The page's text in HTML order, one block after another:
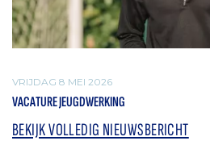
VRIJDAG 8 MEI 2026
VACATURE JEUGDWERKING
BEKIJK VOLLEDIG NIEUWSBERICHT